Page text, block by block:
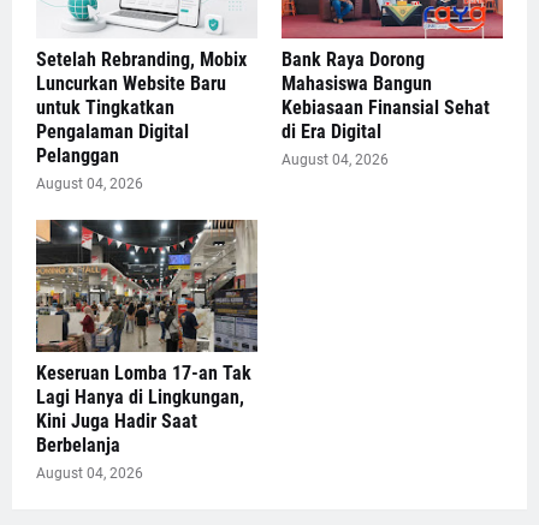
Setelah Rebranding, Mobix
Luncurkan Website Baru
untuk Tingkatkan
Pengalaman Digital
Pelanggan
August 04, 2026
Bank Raya Dorong
Mahasiswa Bangun
Kebiasaan Finansial Sehat
di Era Digital
August 04, 2026
Keseruan Lomba 17-an Tak
Lagi Hanya di Lingkungan,
Kini Juga Hadir Saat
Berbelanja
August 04, 2026